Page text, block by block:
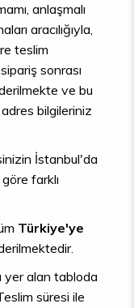
anlaşmalı
aracılığıyla,
teslim
sonrası
ve bu
adres bilgileriniz
İstanbul'da
farklı
Türkiye'ye
yer alan tabloda
süresi ile